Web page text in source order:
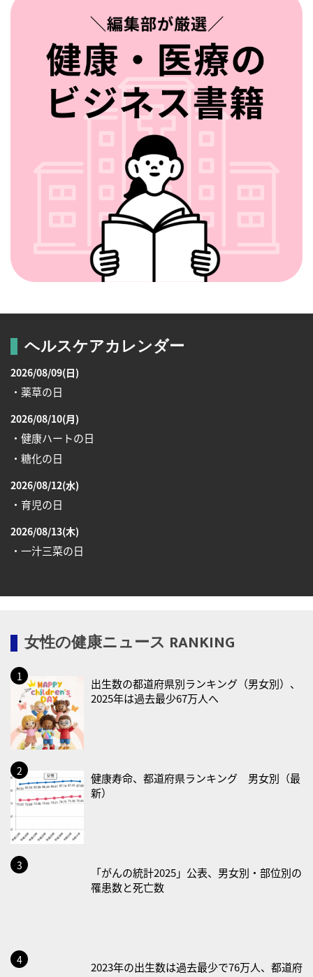
ヘルスケアカレンダー
2026/08/09(日)
・薬草の日
2026/08/10(月)
・健康ハートの日
・糖化の日
2026/08/12(水)
・育児の日
2026/08/13(木)
・一汁三菜の日
・減塩の日
・防犯の日
2026/08/19(水)
・世界人道デー
・食育の日
2026/08/21(金)
・献血の日
2026/08/22(土)
・禁煙の日
・不眠の日
2026/08/26(水)
女性の健康ニュース RANKING
出生数の都道府県別ランキング（男女別）、
2025年は過去最少67万人へ
健康寿命、都道府県ランキング 男女別（最
新）
「がんの統計2025」公表、男女別・部位別の
罹患数と死亡数
2023年の出生数は過去最少で76万人、都道府